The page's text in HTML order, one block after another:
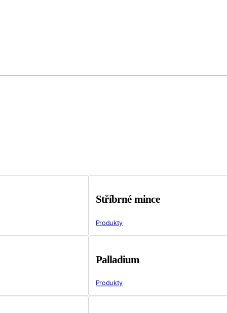
Stříbrné mince
Produkty
Palladium
Produkty